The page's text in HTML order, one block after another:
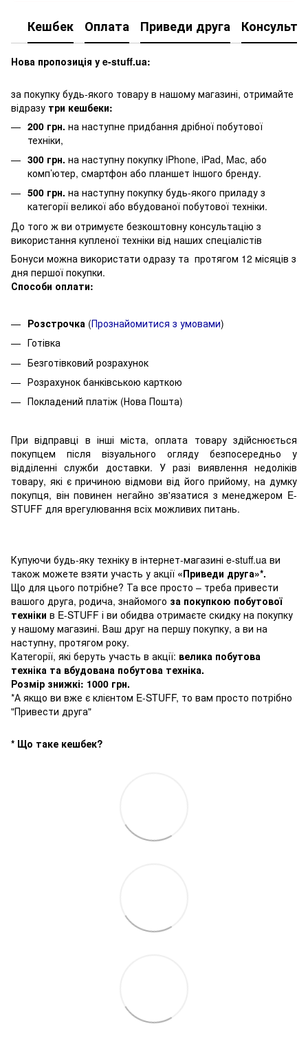
Кешбек Оплата Приведи друга
Нова пропозиція у e-stuff.ua:
за покупку будь-якого товару в нашому магазині, отримайте
відразу три кешбеки:
200 грн. на наступне придбання дрібної побутової
техніки,
300 грн. на наступну покупку iPhone, iPad, Mac, або
комп’ютер, смартфон або планшет iншого бренду.
500 грн. на наступну покупку будь-якого приладу з
категорії великої або вбудованої побутової техніки.
До того ж ви отримуєте безкоштовну консультацію з
використання купленої техніки від наших спеціалістів
Бонуси можна використати одразу та протягом 12 місяців з
дня першої покупки.
Способи оплати:
Розстрочка (Прознайомитися з умовами)
Готівка
Безготівковий розрахунок
Розрахунок банківською карткою
Покладений платіж (Нова Пошта)
При відправці в інші міста, оплата товару здійснюється
покупцем після візуального огляду безпосередньо у
відділенні служби доставки. У разі виявлення недоліків
товару, які є причиною відмови від його прийому, на думку
покупця, він повинен негайно зв'язатися з менеджером E-
STUFF для врегулювання всіх можливих питань.
Купуючи будь-яку техніку в інтернет-магазині e-stuff.ua ви
також можете взяти участь у акції «Приведи друга»*.
Що для цього потрібне? Та все просто – треба привести
вашого друга, родича, знайомого за покупкою побутової
техніки в E-STUFF і ви обидва отримаєте скидку на покупку
у нашому магазині. Ваш друг на першу покупку, а ви на
наступну, протягом року.
Категорії, які беруть участь в акції: велика побутова
техніка та вбудована побутова техніка.
Розмір знижкі: 1000 грн.
*А якщо ви вже є клієнтом E-STUFF, то вам просто потрібно
"Привести друга"
* Що таке кешбек?